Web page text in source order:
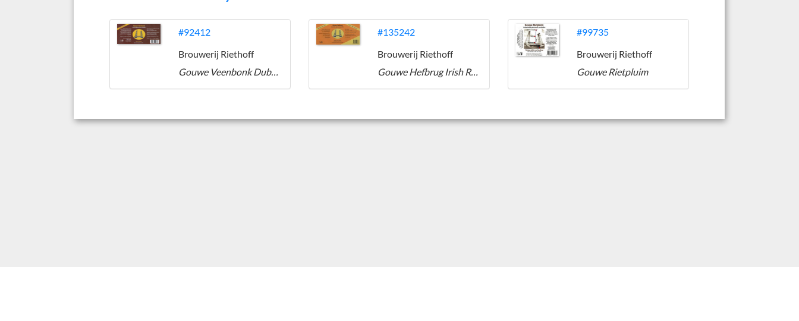
#92412
Brouwerij Riethoff
Gouwe Veenbonk Dubbel
#135242
Brouwerij Riethoff
Gouwe Hefbrug Irish Red Ale
#99735
Brouwerij Riethoff
Gouwe Rietpluim